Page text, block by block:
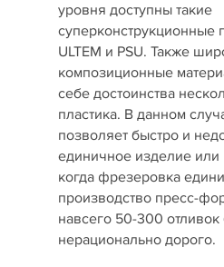
уровня доступны такие
суперконструкционные
ULTEM и PSU. Также
композиционные
себе достоинства
пластика. В данном
позволяет быстро и
единичное изделие
когда фрезеровка
производство пресс-
навсего 50‑300 отливок
нерационально дорого.